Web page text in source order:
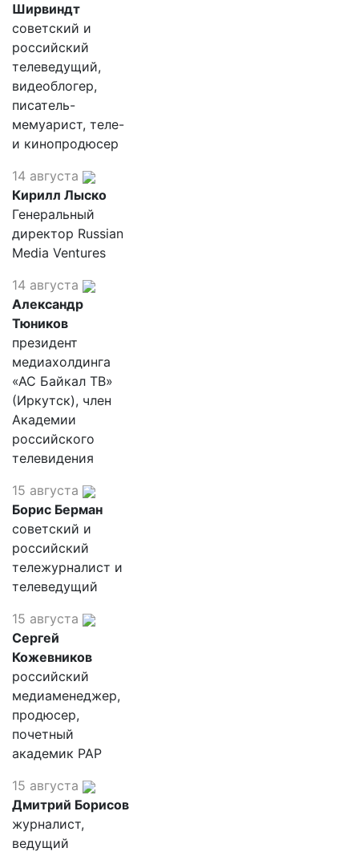
Ширвиндт
советский и
российский
телеведущий,
видеоблогер,
писатель-
мемуарист, теле-
и кинопродюсер
14 августа
Кирилл Лыско
Генеральный
директор Russian
Media Ventures
14 августа
Александр
Тюников
президент
медиахолдинга
«АС Байкал ТВ»
(Иркутск), член
Академии
российского
телевидения
15 августа
Борис Берман
советский и
российский
тележурналист и
телеведущий
15 августа
Сергей
Кожевников
российский
медиаменеджер,
продюсер,
почетный
академик РАР
15 августа
Дмитрий Борисов
журналист,
ведущий